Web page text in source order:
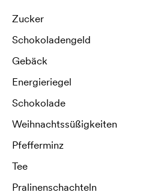
Zucker
Schokoladengeld
Gebäck
Energieriegel
Schokolade
Weihnachtssüßigkeiten
Pfefferminz
Tee
Pralinenschachteln